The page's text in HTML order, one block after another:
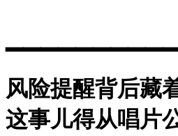
风险提醒背后藏
这事儿得从唱片